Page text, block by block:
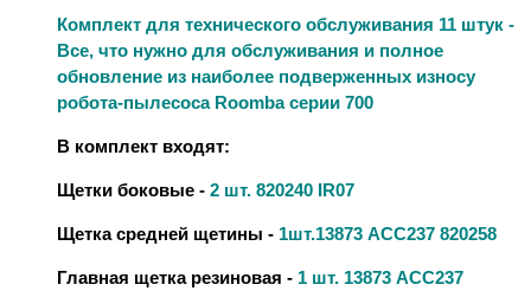
Комплект для технического обслуживания 11 штук -
Все, что нужно для обслуживания и полное
обновление из наиболее подверженных износу
робота-пылесоса Roomba серии 700
В комплект входят:
Щетки боковые - 2 шт. 820240 IR07
Щетка средней щетины - 1шт.13873 ACC237 820258
Главная щетка резиновая - 1 шт. 13873 ACC237